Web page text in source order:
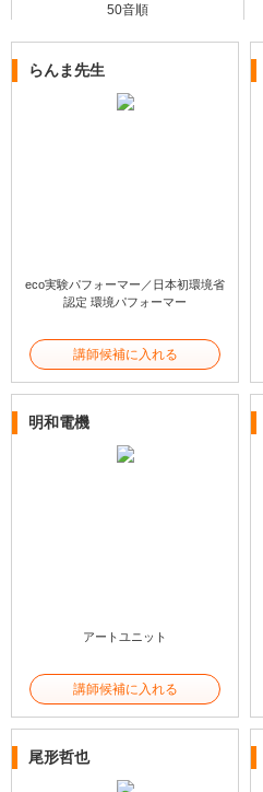
50音順
らんま先生
eco実験パフォーマー／日本初環境省
認定 環境パフォーマー
講師候補に入れる
明和電機
アートユニット
講師候補に入れる
尾形哲也